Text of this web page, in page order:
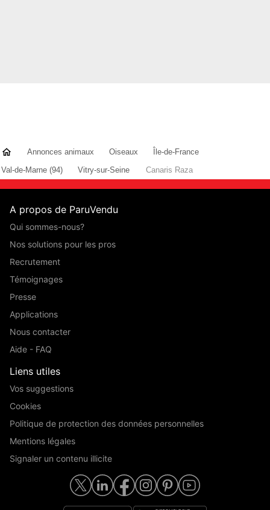
Annonces animaux Oiseaux
Île-de-France
Val-de-Marne (94)
Vitry-sur-Seine Canaris Raza
A propos de ParuVendu
Qui sommes-nous?
Nos solutions pour les pros
Recrutement
Témoignages
Presse
Applications
Nous contacter
Aide - FAQ
Liens utiles
Vos suggestions
Cookies
Politique de protection des données personnelles
Mentions légales
Signaler un contenu illicite